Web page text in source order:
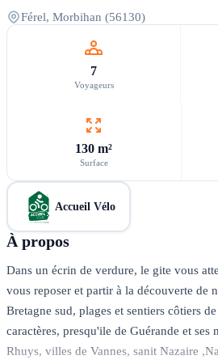
Férel, Morbihan (56130)
7
Voyageurs
130 m²
Surface
Accueil Vélo
À propos
Dans un écrin de verdure, le gite vous
vous reposer et partir à la découverte de
Bretagne sud, plages et sentiers côtiers
caractères, presqu'ile de Guérande et ses
Rhuys, villes de Vannes, sanit Nazaire